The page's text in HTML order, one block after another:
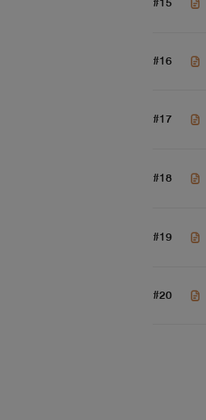
#16
#17
#18
#19
#20